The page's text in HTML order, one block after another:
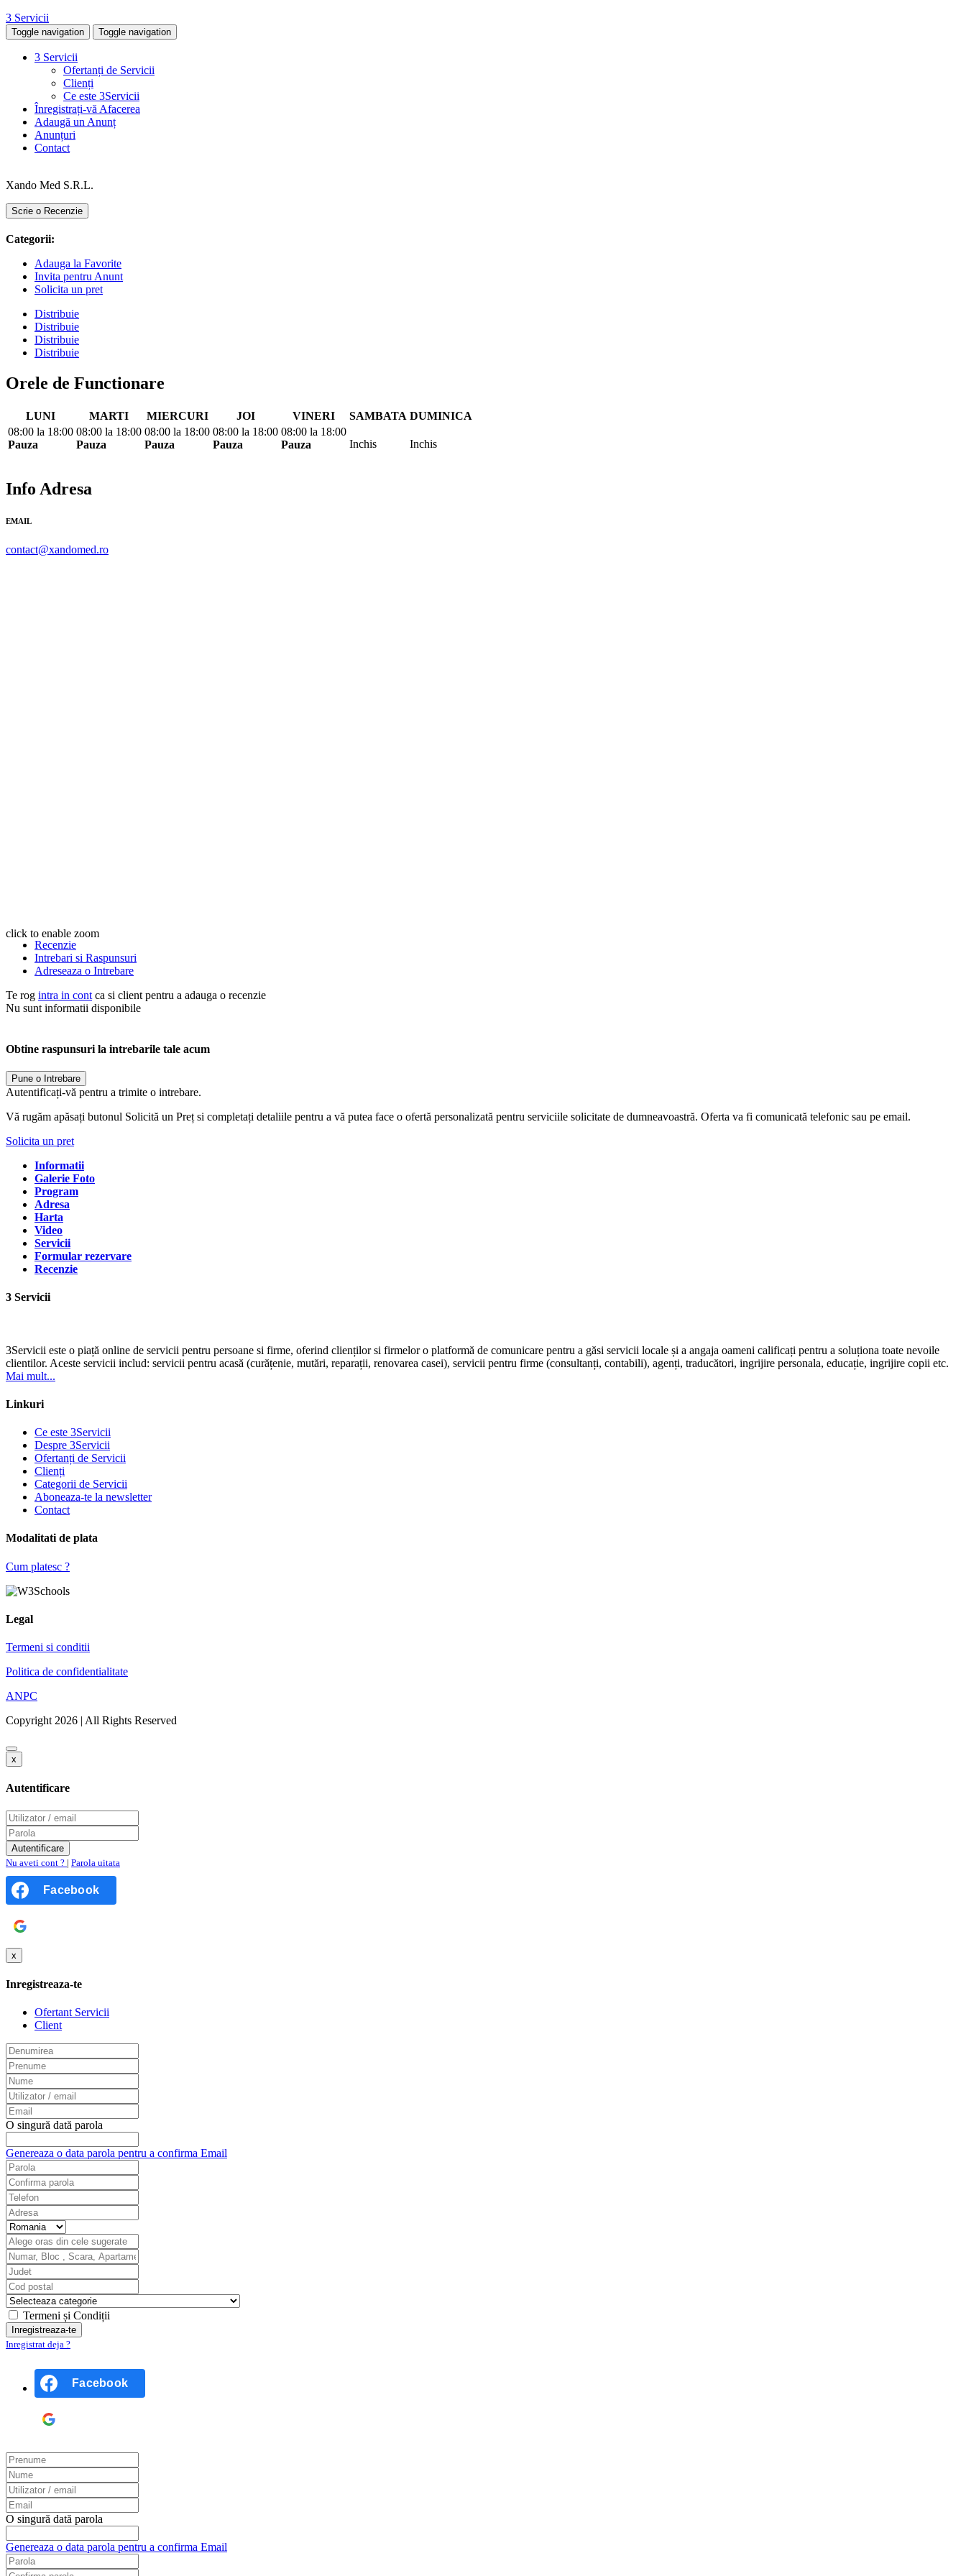
3 Servicii
Toggle navigation Toggle navigation
3 Servicii
Ofertanți de Servicii
Clienți
Ce este 3Servicii
Înregistrați-vă Afacerea
Adaugă un Anunț
Anunțuri
Contact
Xando Med S.R.L.
Scrie o Recenzie
Categorii:
Adauga la Favorite
Invita pentru Anunt
Solicita un pret
Distribuie
Distribuie
Distribuie
Distribuie
Orele de Functionare
LUNI MARTI MIERCURI JOI VINERI SAMBATA DUMINICA
08:00 la 18:00
Pauza
08:00 la 18:00
Pauza
08:00 la 18:00
Pauza
08:00 la 18:00
Pauza
08:00 la 18:00
Pauza
Inchis Inchis
Info Adresa
EMAIL
contact@xandomed.ro
click to enable zoom
Recenzie
Intrebari si Raspunsuri
Adreseaza o Intrebare
Te rog intra in cont ca si client pentru a adauga o recenzie
Nu sunt informatii disponibile
Obtine raspunsuri la intrebarile tale acum
Pune o Intrebare
Autentificați-vă pentru a trimite o intrebare.
Vă rugăm apăsați butonul Solicită un Preț si completați detaliile pentru a vă putea face o ofertă personalizată pentru serviciile solicitate de dumneavoastră. Oferta va fi comunicată telefonic sau pe email.
Solicita un pret
Informatii
Galerie Foto
Program
Adresa
Harta
Video
Servicii
Formular rezervare
Recenzie
3 Servicii
3Servicii este o piață online de servicii pentru persoane si firme, oferind clienților si firmelor o platformă de comunicare pentru a găsi servicii locale și a angaja oameni calificați pentru a soluționa toate nevoile
clientilor. Aceste servicii includ: servicii pentru acasă (curățenie, mutări, reparații, renovarea casei), servicii pentru firme (consultanți, contabili), agenți, traducători, ingrijire personala, educație, ingrijire copii etc.
Mai mult...
Linkuri
Ce este 3Servicii
Despre 3Servicii
Ofertanți de Servicii
Clienți
Categorii de Servicii
Aboneaza-te la newsletter
Contact
Modalitati de plata
Cum platesc ?
Legal
Termeni si conditii
Politica de confidentialitate
ANPC
Copyright 2026 | All Rights Reserved
x
Autentificare
Nu aveti cont ? | Parola uitata
Facebook
x
Inregistreaza-te
Ofertant Servicii
Client
O singură dată parola
Genereaza o data parola pentru a confirma Email
Termeni și Condiții
Inregistrat deja ?
Facebook
O singură dată parola
Genereaza o data parola pentru a confirma Email